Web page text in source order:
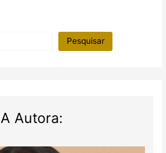
Pesquisar
A Autora: